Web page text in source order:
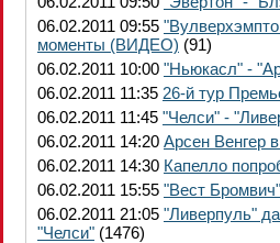
06.02.2011 09:55
моменты (ВИДЕО) (91)
06.02.2011 10:00 "Ньюкасл" -
06.02.2011 11:35 26-й тур
06.02.2011 11:45 "Челси" -
06.02.2011 14:20 Арсен Венгер
06.02.2011 14:30 Капелло
06.02.2011 15:55 "Вест
06.02.2011 21:05 "Ливерпуль"
"Челси" (1476)